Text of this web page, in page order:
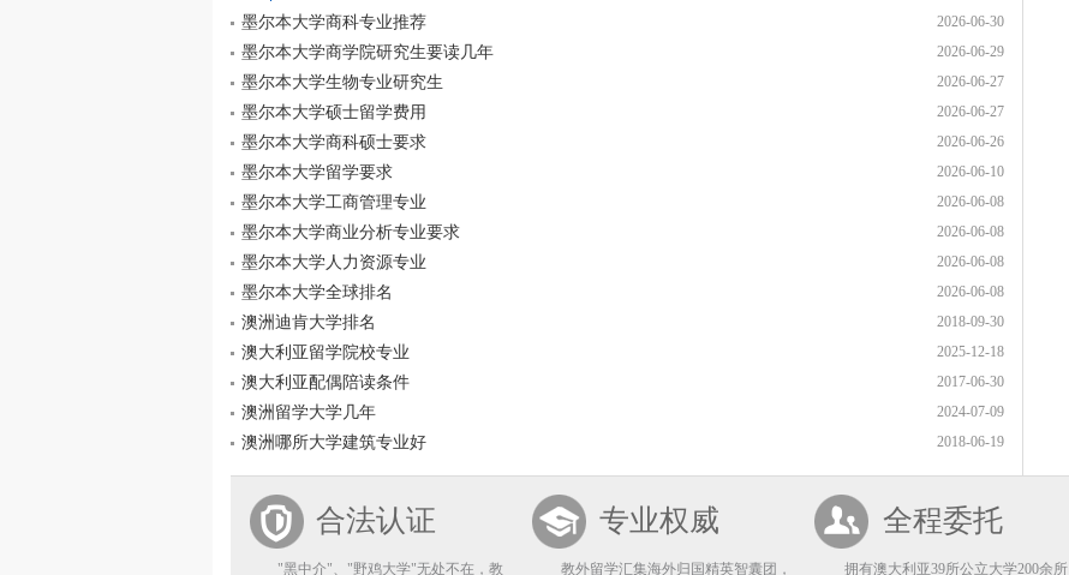
2026-06-30
墨尔本大学商科专业推荐
2026-06-29
墨尔本大学商学院研究生要读几年
2026-06-27
墨尔本大学生物专业研究生
2026-06-27
墨尔本大学硕士留学费用
2026-06-26
墨尔本大学商科硕士要求
2026-06-10
墨尔本大学留学要求
2026-06-08
墨尔本大学工商管理专业
2026-06-08
墨尔本大学商业分析专业要求
2026-06-08
墨尔本大学人力资源专业
2026-06-08
墨尔本大学全球排名
2018-09-30
澳洲迪肯大学排名
2025-12-18
澳大利亚留学院校专业
2017-06-30
澳大利亚配偶陪读条件
2024-07-09
澳洲留学大学几年
2018-06-19
澳洲哪所大学建筑专业好
合法认证
"黑中介"、"野鸡大学"无处不在，教
专业权威
教外留学汇集海外归国精英智囊团，
全程委托
拥有澳大利亚39所公立大学200余所